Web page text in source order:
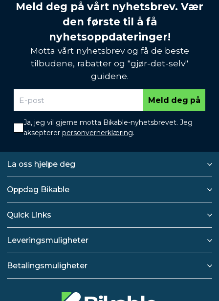
Meld deg på vårt nyhetsbrev. Vær
den første til å få
nyhetsoppdateringer!
Motta vårt nyhetsbrev og få de beste
tilbudene, rabatter og "gjør-det-selv"
guidene.
Meld deg på
Ja, jeg vil gjerne motta Bikable-nyhetsbrevet. Jeg
aksepterer personvernerklæring.
La oss hjelpe deg
Oppdag Bikable
Quick Links
Leveringsmuligheter
Betalingsmuligheter